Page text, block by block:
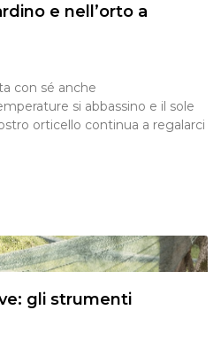
e nell’orto a
con sé anche
si abbassino e il sole
orticello continua a regalarci
gli strumenti